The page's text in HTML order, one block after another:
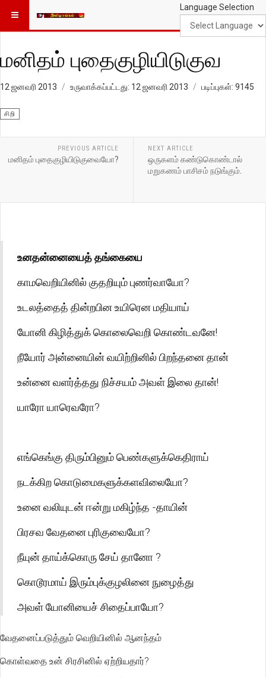
Language Selection
மனிதம் புதைகுழியிடுகுவ
12 ஜனவரி 2013 உருவாக்கப்பட்டது: 12 ஜனவரி 2013 படிப்புகள்: 9145
சிறி
PREVIOUS ARTICLE
மனிதம் புதைகுழியிடுகுவையோ?
NEXT ARTICLE
ஒருகளம் கண்டுகொண்டால்
மறுகணம் பாசிசம் நடுங்கும்.
உனதன்னையைத் தங்கையை
காமவெறியினில் குதறியும் புணர்வாயோ?
உடலத்தைத் தின்றபின உயிரென மதியாய்
யோனி கிழித்துக் கொலைவெறி கொண்டவனே!
நீயோர் அன்னையின் வயிற்றினில் பிறந்தனை தான்
உன்னை வளர்த்தது நிச்சயம் அவள் இலை தான்!
யாரோ யாரெவரோ?
எங்கெங்கு திரும்பினும் பெண்களுக்கெதிராய்
நடக்கிற கொடுமைகளுக்களவிலையோ?
உனை வலியுடன் ஈன்று மகிழ்ந்த -தாயின்
பிரசவ வேதனை புரிகுவையோ?
நீயுன் தாய்க்கொரு சேய் தானோ ?
கொடூரமாய் இரும்புக்குழலினை நுழைத்து
அவள் யோனியைச் சிதைப்பாயோ?
வேதனைப்படுத்தும் வெறியினில் ஆனந்தம்
கொள்வதை உன் சிரசினில் ஏற்றியதார்?